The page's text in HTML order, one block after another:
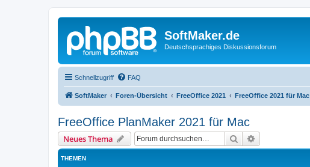
SoftMaker.de
Deutschsprachiges Diskussionsforum
Schnellzugriff FAQ
SoftMaker Foren-Übersicht FreeOffice 2021 FreeOffice 2021 für Mac
FreeOffice PlanMaker 2021 für Mac
Neues Thema Suche
THEMEN